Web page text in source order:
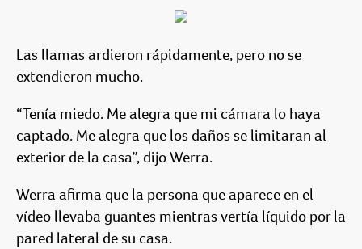
Las llamas ardieron rápidamente, pero no se
extendieron mucho.
“Tenía miedo. Me alegra que mi cámara lo haya
captado. Me alegra que los daños se limitaran al
exterior de la casa”, dijo Werra.
Werra afirma que la persona que aparece en el
vídeo llevaba guantes mientras vertía líquido por la
pared lateral de su casa.